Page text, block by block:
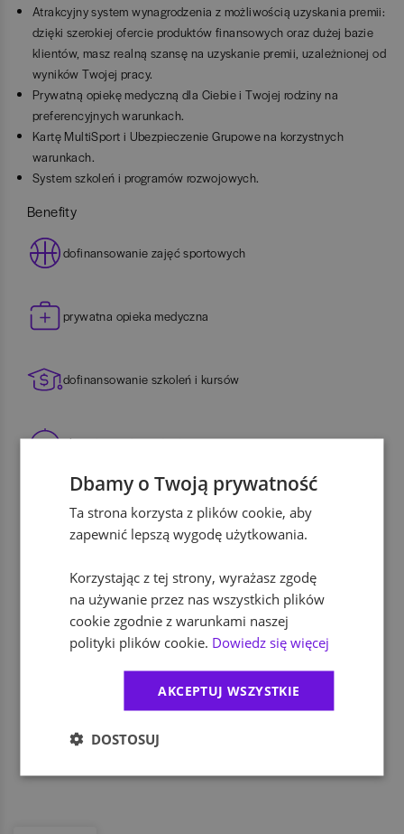
Atrakcyjny system wynagrodzenia z możliwością uzyskania premii:
dzięki szerokiej ofercie produktów finansowych oraz dużej bazie
klientów, masz realną szansę na uzyskanie premii, uzależnionej od
wyników Twojej pracy.
Prywatną opiekę medyczną dla Ciebie i Twojej rodziny na
preferencyjnych warunkach.
Kartę MultiSport i Ubezpieczenie Grupowe na korzystnych
warunkach.
System szkoleń i programów rozwojowych.
Benefity
dofinansowanie zajęć sportowych
prywatna opieka medyczna
dofinansowanie szkoleń i kursów
ubezpieczenie na życie
zniżki na firmowe produkty i usługi
dodatkowe świadczenia socjalne
dofinansowanie wypoczynku
program rekomendacji pracowników
Dbamy o Twoją prywatność
Ta strona korzysta z plików cookie, aby
zapewnić lepszą wygodę użytkowania.
Korzystając z tej strony, wyrażasz zgodę
na używanie przez nas wszystkich plików
cookie zgodnie z warunkami naszej
polityki plików cookie. Dowiedz się więcej
AKCEPTUJ WSZYSTKIE
DOSTOSUJ